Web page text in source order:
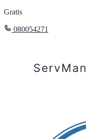
Gratis
080054271
ServMan